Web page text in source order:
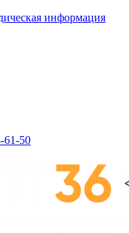
информация
61-50